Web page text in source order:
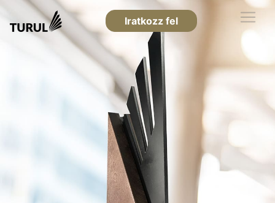
Iratkozz fel